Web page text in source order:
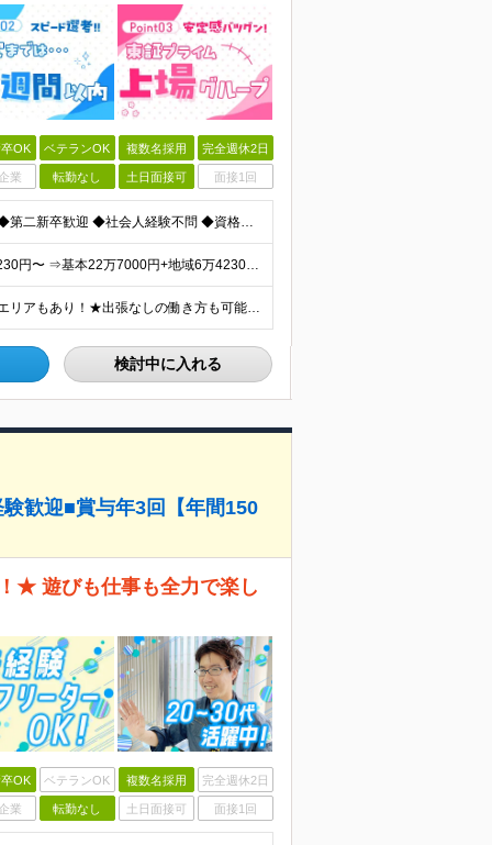
OK ベテランOK 複数名採用 完全週休2日
業 転勤なし 土日面接可 面接1回
≪職種・業界未経験OK＆学歴・年齢・転職回数不問≫ ◆第二新卒歓迎 ◆社会人経験不問 ◆資格不問 ※新卒の方もご応募可能 （待遇・募集要項等は別途ご案内いたします） ※入社時期は柔軟に対応します！半年
★経験者は月給50万円～90万円 【首都圏】 月給30万1230円〜 ⇒基本22万7000円+地域6万4230円+皆勤1万円 【群馬/栃木/茨城】 月給28万1090円〜 ⇒基本23万4000円+
★U・Iターン歓迎！★直行・直帰OK！ ★車通勤可能のエリアもあり！★出張なしの働き方も可能 全国47都道府県の各プロジェクト（転勤なし！勤務地に対する希望も実現可能！） 「自宅から1時間以内で通え
検討中に入れる
歓迎■賞与年3回【年間150
★ 遊びも仕事も全力で楽し
OK ベテランOK 複数名採用 完全週休2日
業 転勤なし 土日面接可 面接1回